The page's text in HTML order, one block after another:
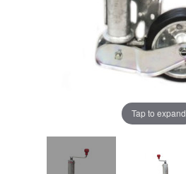
Tap to expand